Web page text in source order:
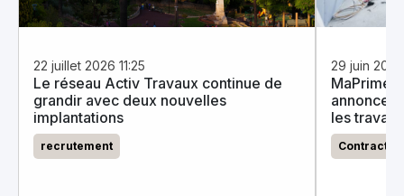
22 juillet 2026 11:25
Le réseau Activ Travaux continue de
grandir avec deux nouvelles
implantations
recrutement
29 juin
annonce
les